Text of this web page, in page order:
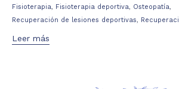
Fisioterapia, Fisioterapia deportiva, Osteopatía,
Recuperación de lesiones deportivas,
Leer más